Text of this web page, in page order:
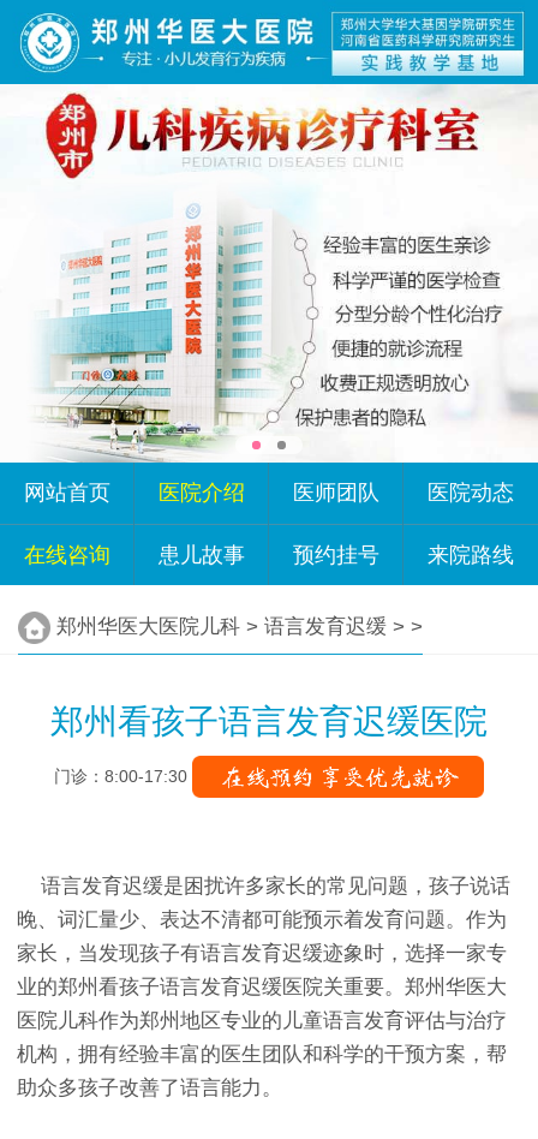
网站首页 医院介绍 医师团队 医院动态
在线咨询 患儿故事 预约挂号 来院路线
郑州华医大医院儿科> 语言发育迟缓> >
郑州看孩子语言发育迟缓医院
门诊：8:00-17:30
语言发育迟缓是困扰许多家长的常见问题，孩子说话
晚、词汇量少、表达不清都可能预示着发育问题。作为
家长，当发现孩子有语言发育迟缓迹象时，选择一家专
业的郑州看孩子语言发育迟缓医院关重要。郑州华医大
医院儿科作为郑州地区专业的儿童语言发育评估与治疗
机构，拥有经验丰富的医生团队和科学的干预方案，帮
助众多孩子改善了语言能力。